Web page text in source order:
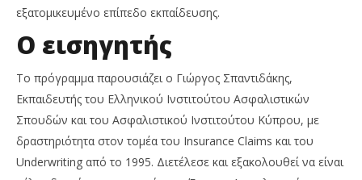
εξατομικευμένο επίπεδο εκπαίδευσης.
Ο εισηγητής
Το πρόγραμμα παρουσιάζει ο Γιώργος Σπαντιδάκης,
Εκπαιδευτής του Ελληνικού Ινστιτούτου Ασφαλιστικών
Σπουδών και του Ασφαλιστικού Ινστιτούτου Κύπρου, με
δραστηριότητα στον τομέα του Insurance Claims και του
Underwriting από το 1995. Διετέλεσε και εξακολουθεί να είναι